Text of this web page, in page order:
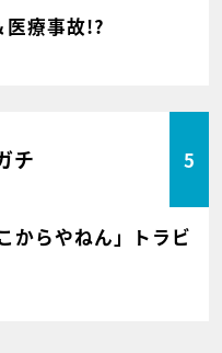
療事故!?
チ 5
からやねん」トラビ